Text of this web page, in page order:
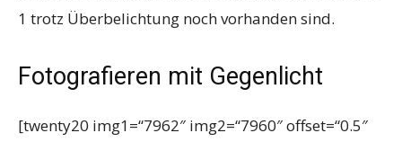
1 trotz Überbelichtung noch vorhanden sind.
Fotografieren mit Gegenlicht
[twenty20 img1=“7962″ img2=“7960″ offset=“0.5″